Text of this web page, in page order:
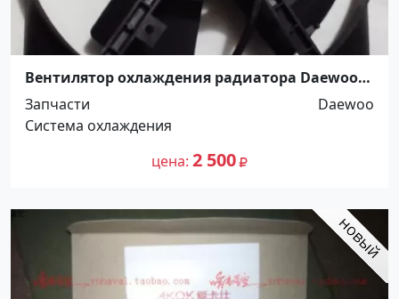
Вентилятор охлаждения радиатора Daewoo
Matiz Тимашевск
Запчасти
Daewoo
Система охлаждения
цена 2 500